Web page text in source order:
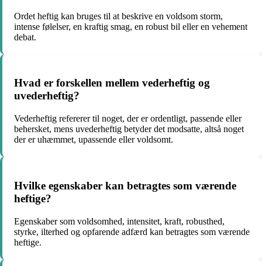
Ordet heftig kan bruges til at beskrive en voldsom storm,
intense følelser, en kraftig smag, en robust bil eller en vehement
debat.
Hvad er forskellen mellem vederheftig og
uvederheftig?
Vederheftig refererer til noget, der er ordentligt, passende eller
behersket, mens uvederheftig betyder det modsatte, altså noget
der er uhæmmet, upassende eller voldsomt.
Hvilke egenskaber kan betragtes som værende
heftige?
Egenskaber som voldsomhed, intensitet, kraft, robusthed,
styrke, ilterhed og opfarende adfærd kan betragtes som værende
heftige.